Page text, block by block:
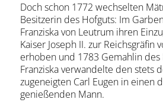
Doch schon 1772 wechselten
Besitzerin des Hofguts: Im
Franziska von Leutrum ihren
Kaiser Joseph II. zur Reichsgräfin
erhoben und 1783 Gemahlin des
Franziska verwandelte den stets
zugeneigten Carl Eugen in einen
genießenden Mann.